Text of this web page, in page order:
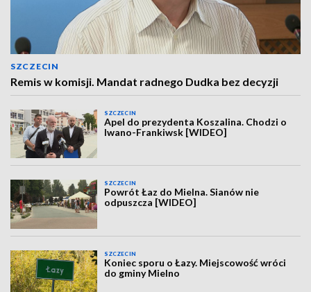
SZCZECIN
Remis w komisji. Mandat radnego Dudka bez decyzji
SZCZECIN
Apel do prezydenta Koszalina. Chodzi o
Iwano-Frankiwsk [WIDEO]
SZCZECIN
Powrót Łaz do Mielna. Sianów nie
odpuszcza [WIDEO]
SZCZECIN
Koniec sporu o Łazy. Miejscowość wróci
do gminy Mielno